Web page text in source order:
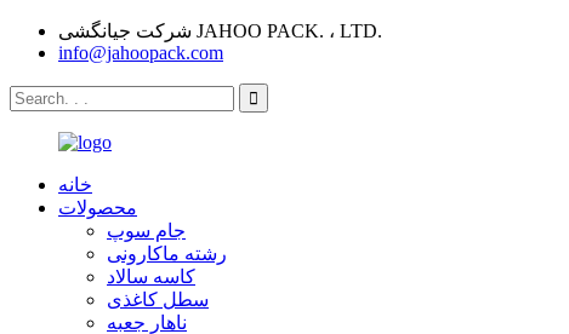
شرکت جیانگشی JAHOO PACK. ، LTD.
info@jahoopack.com
خانه
محصولات
جام سوپ
رشته ماکارونی
کاسه سالاد
سطل کاغذی
ناهار جعبه